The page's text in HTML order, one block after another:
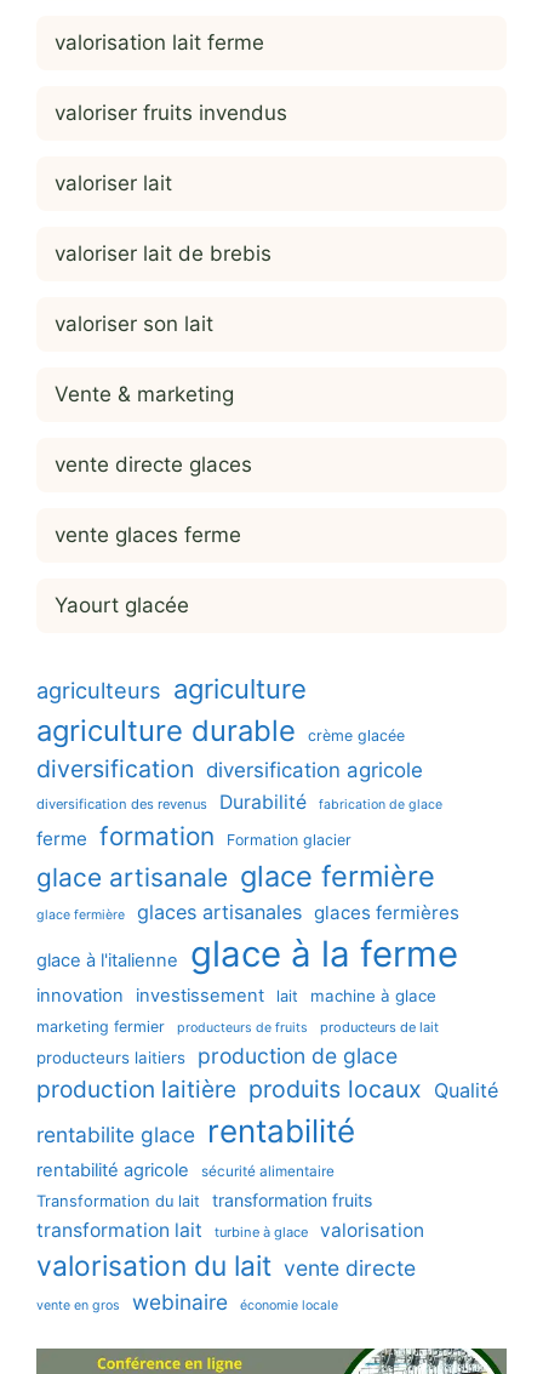
valorisation lait ferme
valoriser fruits invendus
valoriser lait
valoriser lait de brebis
valoriser son lait
Vente & marketing
vente directe glaces
vente glaces ferme
Yaourt glacée
agriculteurs agriculture
agriculture durable crème glacée
diversification diversification agricole
diversification des revenus Durabilité fabrication de glace
ferme formation Formation glacier
glace artisanale glace fermière
glace fermière glaces artisanales glaces fermières
glace à l'italienne glace à la ferme
innovation investissement lait machine à glace
marketing fermier producteurs de fruits producteurs de lait
producteurs laitiers production de glace
production laitière produits locaux Qualité
rentabilite glace rentabilité
rentabilité agricole sécurité alimentaire
Transformation du lait transformation fruits
transformation lait turbine à glace valorisation
valorisation du lait vente directe
vente en gros webinaire économie locale